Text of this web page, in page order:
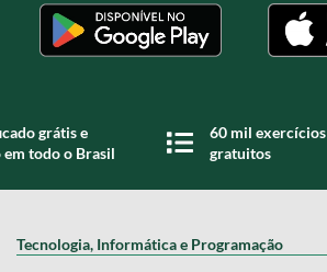
grátis e
todo o Brasil
60 mil exercícios
gratuitos
Tecnologia, Informática e Programação